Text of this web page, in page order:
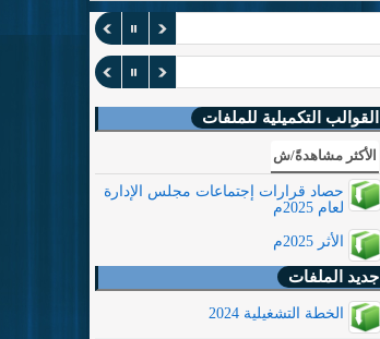
القوالب التكميلية للملفات
الأكثر مشاهدةً/ش
حصاد قرارات إجتماعات مجلس الإدارة
لعام 2025م
الأثر 2025م
جديد الملفات
الخطة التشغيلية 2024